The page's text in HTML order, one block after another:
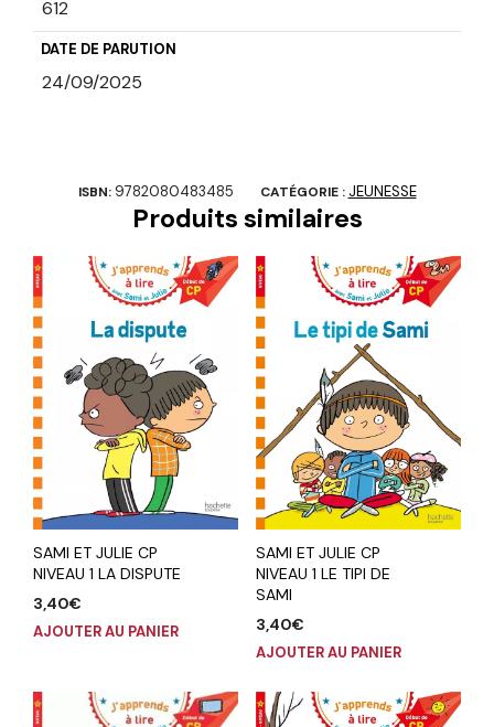
612
DATE DE PARUTION
24/09/2025
ISBN: 9782080483485 CATÉGORIE : JEUNESSE
Produits similaires
SAMI ET JULIE CP
NIVEAU 1 LA DISPUTE
3,40€
AJOUTER AU PANIER
SAMI ET JULIE CP
NIVEAU 1 LE TIPI DE
SAMI
3,40€
AJOUTER AU PANIER